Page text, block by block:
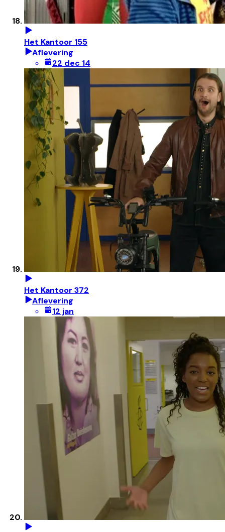
Het Kantoor 155
Aflevering
22 dec 14
Het Kantoor 372
Aflevering
12 jan